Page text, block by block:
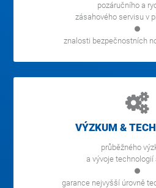
pozáručního a
zásahového servisu v
znalosti bezpečnostních
VÝZKUM &
průběžného
a vývoje technologií
garance nejvyšší úrovně